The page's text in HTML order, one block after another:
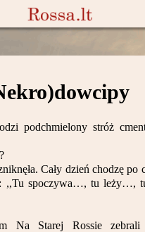
podchmielony stróż
Cały dzień chodzę po
,,Tu spoczywa…, tu leży…,
Na Starej Rossie